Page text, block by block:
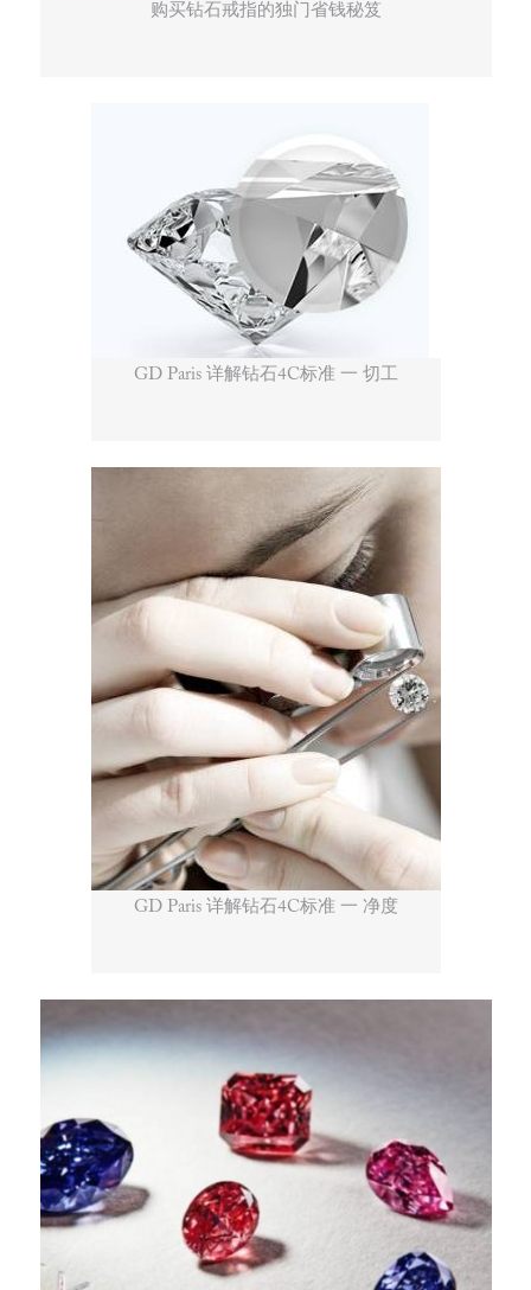
购买钻石戒指的独门省钱秘笈
GD Paris 详解钻石4C标准 一 切工
GD Paris 详解钻石4C标准 一 净度